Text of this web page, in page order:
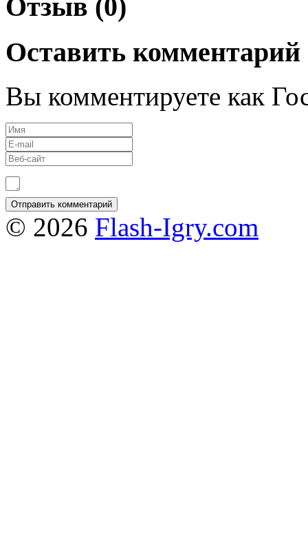
Отзыв (0)
Оставить комментарий
Вы комментируете как
© 2026 Flash-Igry.com